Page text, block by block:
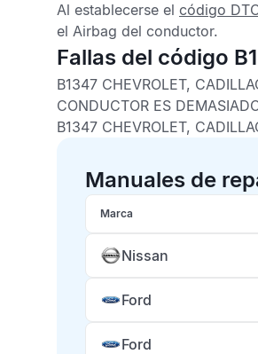
Al establecerse el código
el Airbag del conductor.
Fallas del código
B1347 CHEVROLET,
CONDUCTOR ES
B1347 CHEVROLET,
Manuales de
Marca
Nissan
Ford
Ford